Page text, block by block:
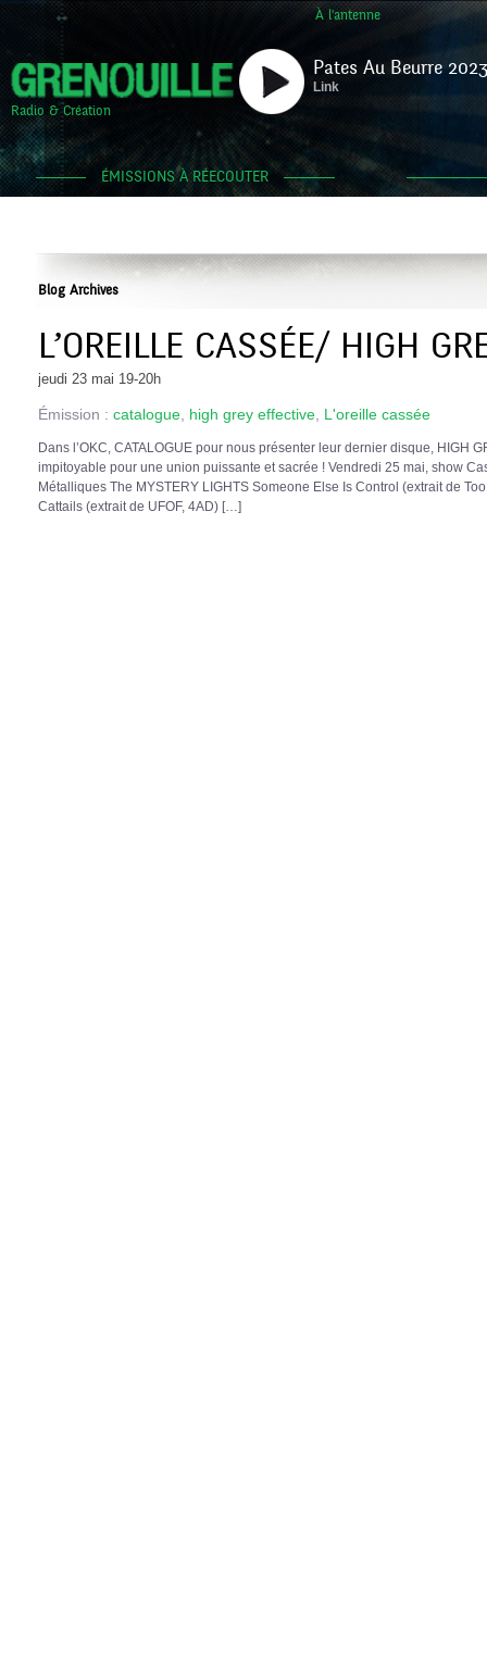
À l'antenne
Radio & Création
Pates Au Beurre
Link
ÉMISSIONS À RÉECOUTER
Blog Archives
L’OREILLE CASSÉE/ HIGH
jeudi 23 mai 19-20h
Émission : catalogue high grey effective L'oreille cassée
Dans l’OKC, CATALOGUE pour nous présenter leur dernier disque, HIGH
impitoyable pour une union puissante et sacrée ! Vendredi 25 mai, show
Métalliques The MYSTERY LIGHTS Someone Else Is Control (extrait de
Cattails (extrait de UFOF, 4AD) […]